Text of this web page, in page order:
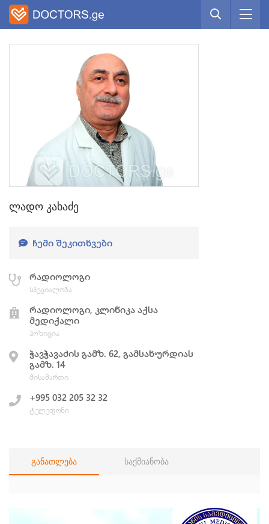
ლადო კახაძე
ᲩᲔᲛᲘ ᲨᲔᲙᲘᲗᲮᲕᲔᲑᲘ
რადიოლოგი
სპეციალობა
რადიოლოგი, კლინიკა აქსა
მედიქალი
პოზიცია
ჭავჭავაძის გამზ. 62, გამსახურდიას
გამზ. 14
მისამართი
+995 032 205 32 32
ტელეფონი
განათლება საქმიანობა